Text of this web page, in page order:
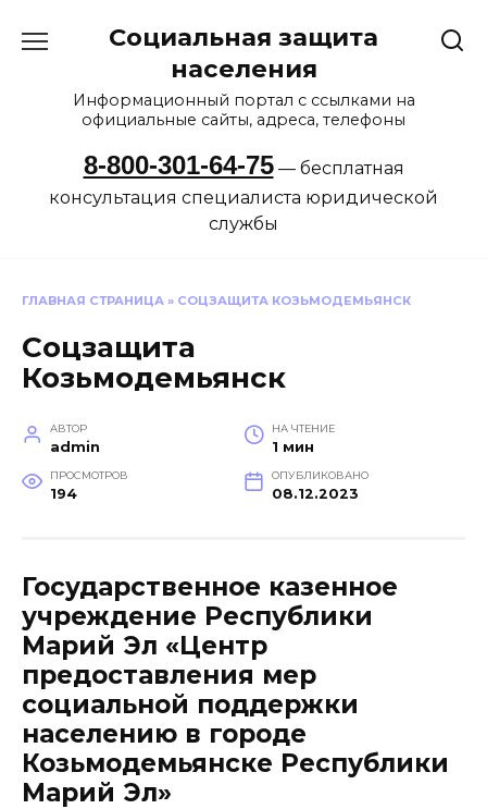
Социальная защита
населения
Информационный портал с ссылками на
официальные сайты, адреса, телефоны
8-800-301-64-75— бесплатная
консультация специалиста юридической
службы
ГЛАВНАЯ СТРАНИЦА » СОЦЗАЩИТА КОЗЬМОДЕМЬЯНСК
Соцзащита
Козьмодемьянск
АВТОР
admin
НА ЧТЕНИЕ
1 мин
ПРОСМОТРОВ
194
ОПУБЛИКОВАНО
08.12.2023
Государственное казенное
учреждение Республики
Марий Эл «Центр
предоставления мер
социальной поддержки
населению в городе
Козьмодемьянске Республики
Марий Эл»